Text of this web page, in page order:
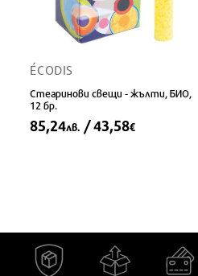
ÉCODIS
Стеаринови свещи - жълти, БИО,
12 бр.
85,24лв. / 43,58€